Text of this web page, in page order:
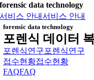
forensic data technology
서비스 안내서비스 안내
forensic data technology
포렌식 데이터
포렌식연구포렌식연구
접수현황접수현황
FAQFAQ